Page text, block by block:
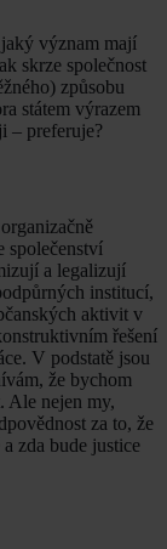
význam mají
skrze společnost
způsobu
státem výrazem
– preferuje?
společenství
a legalizují
institucí,
aktivit v
řešení
V podstatě jsou
že bychom
Ale nejen my,
za to, že
zda bude justice